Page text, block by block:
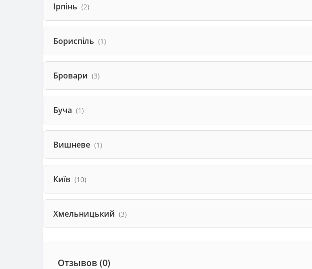
Ірпінь (2)
Бориспіль (1)
Бровари (3)
Буча (1)
Вишневе (1)
Київ (10)
Хмельницький (3)
Отзывов (0)